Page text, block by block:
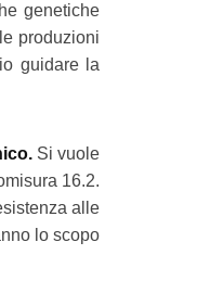
genetiche
produzioni
guidare la
Si vuole
16.2.
alle
lo scopo